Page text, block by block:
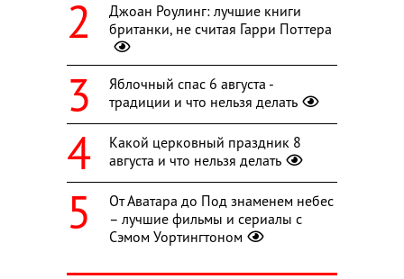
Джоан Роулинг: лучшие книги
британки, не считая Гарри Поттера
Яблочный спас 6 августа -
традиции и что нельзя делать
Какой церковный праздник 8
августа и что нельзя делать
От Аватара до Под знаменем небес
– лучшие фильмы и сериалы с
Сэмом Уортингтоном